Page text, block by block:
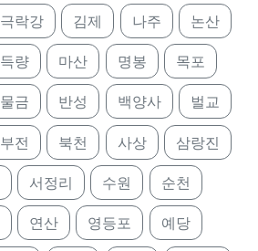
극락강 김제 나주 논산
득량 마산 명봉 목포
물금 반성 백양사 벌교
부전 북천 사상 삼랑진
서정리 수원 순천
연산 영등포 예당